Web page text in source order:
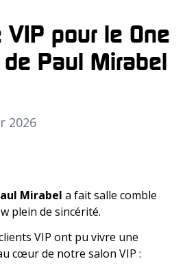
VIP pour le One
Paul Mirabel
2026
Mirabel a fait salle comble
plein de sincérité.
VIP ont pu vivre une
cœur de notre salon VIP :